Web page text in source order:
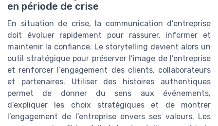
en période de crise
En situation de crise, la communication d’entreprise
doit évoluer rapidement pour rassurer, informer et
maintenir la confiance. Le storytelling devient alors un
outil stratégique pour préserver l’image de l’entreprise
et renforcer l’engagement des clients, collaborateurs
et partenaires. Utiliser des histoires authentiques
permet de donner du sens aux événements,
d’expliquer les choix stratégiques et de montrer
l’engagement de l’entreprise envers ses valeurs. Les